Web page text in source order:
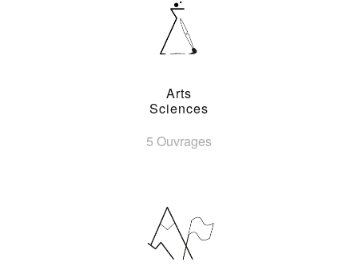
Arts
Sciences
5 Ouvrages